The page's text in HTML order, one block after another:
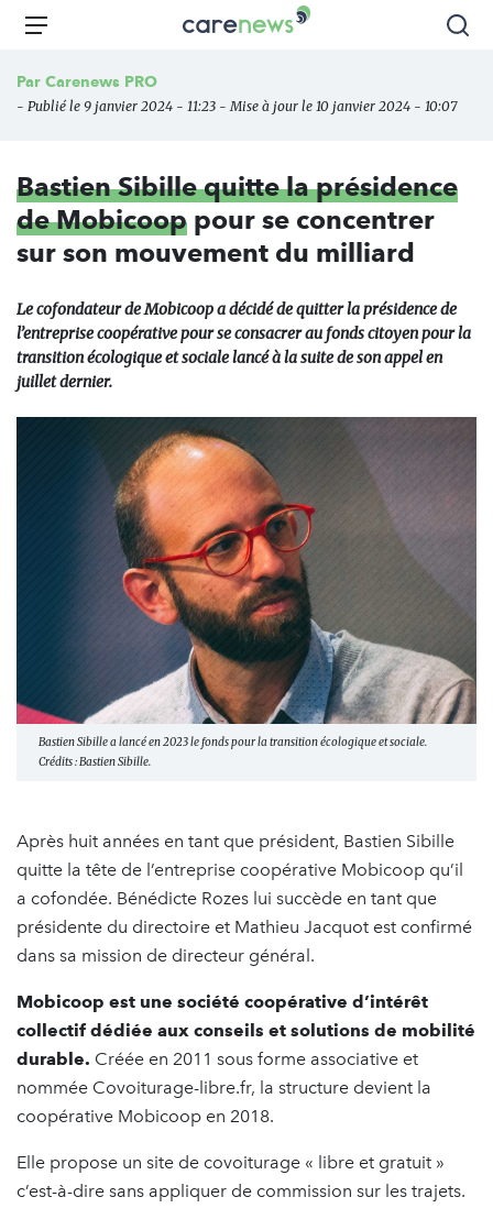
Aller
principal
Carenews,
des
l'engagement
Menu
Par Carenews PRO
- Publié le 9 janvier 2024 - 11:23 - Mise à jour le 10 janvier 2024 - 10:07
Bastien Sibille quitte la présidence
de Mobicoop pour se concentrer
sur son mouvement du milliard
Le cofondateur de Mobicoop a décidé de quitter la présidence de
l’entreprise coopérative pour se consacrer au fonds citoyen pour la
transition écologique et sociale lancé à la suite de son appel en
juillet dernier.
Bastien Sibille a lancé en 2023 le fonds pour la transition écologique et sociale.
Crédits : Bastien Sibille.
Après huit années en tant que président, Bastien Sibille
quitte la tête de l’entreprise coopérative Mobicoop qu’il
a cofondée. Bénédicte Rozes lui succède en tant que
présidente du directoire et Mathieu Jacquot est confirmé
dans sa mission de directeur général.
Mobicoop est une société coopérative d’intérêt
collectif dédiée aux conseils et solutions de mobilité
durable. Créée en 2011 sous forme associative et
nommée Covoiturage-libre.fr, la structure devient la
coopérative Mobicoop en 2018.
Elle propose un site de covoiturage « libre et gratuit »
c’est-à-dire sans appliquer de commission sur les trajets.